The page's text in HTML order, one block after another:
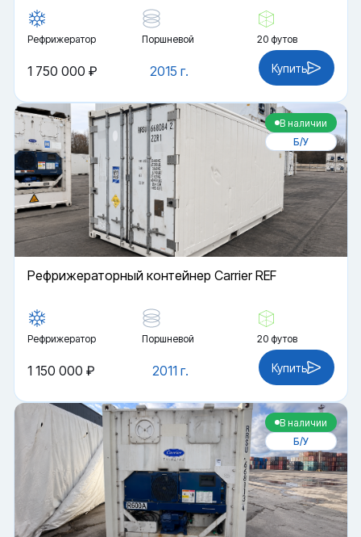
Рефрижератор Поршневой 20 футов
2015 г.
1 750 000 ₽ Купить
В наличии
Б/У
Рефрижераторный контейнер Carrier REF
Рефрижератор Поршневой 20 футов
2011 г.
1 150 000 ₽ Купить
В наличии
Б/У